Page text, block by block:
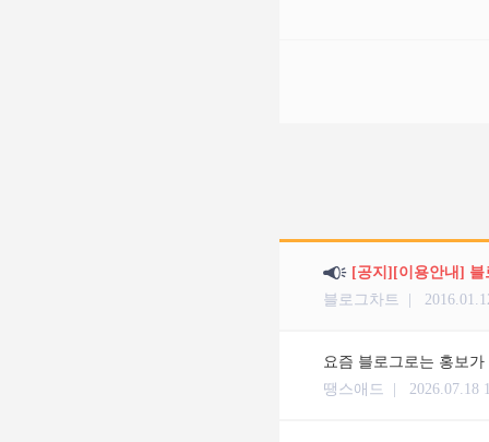
[공지][이용안내] 블
블로그차트 |
요즘 블로그로는 홍보
땡스애드 | 2026.07.18